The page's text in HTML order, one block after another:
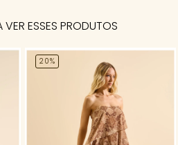
ESSES PRODUTOS
20%